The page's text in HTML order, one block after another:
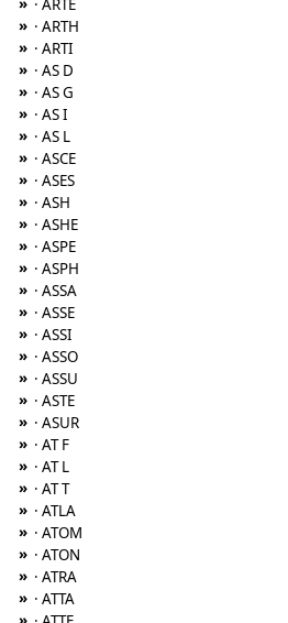
· ARTE
» · ARTH
» · ARTI
» · AS D
» · AS G
» · AS I
» · AS L
» · ASCE
» · ASES
» · ASH
» · ASHE
» · ASPE
» · ASPH
» · ASSA
» · ASSE
» · ASSI
» · ASSO
» · ASSU
» · ASTE
» · ASUR
» · AT F
» · AT L
» · AT T
» · ATLA
» · ATOM
» · ATON
» · ATRA
» · ATTA